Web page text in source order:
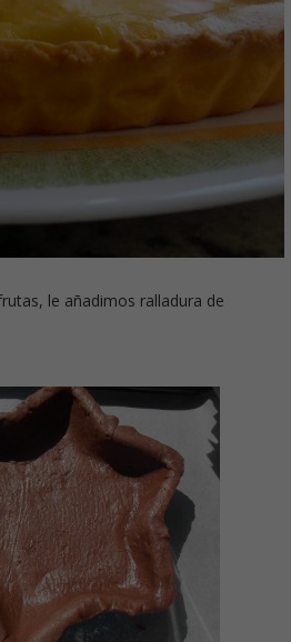
le añadimos ralladura de